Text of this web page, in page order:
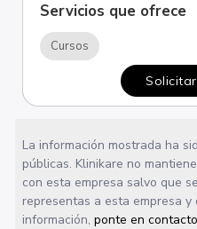
Servicios que ofrece
Cursos
La información mostrada ha
públicas. Klinikare no
con esta empresa salvo que
representas a esta empresa
información,ponte en